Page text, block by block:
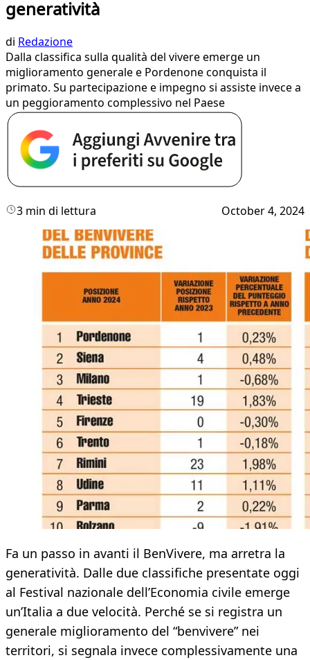
generatività
di Redazione
Dalla classifica sulla qualità del vivere emerge un
miglioramento generale e Pordenone conquista il
primato. Su partecipazione e impegno si assiste invece a
un peggioramento complessivo nel Paese
3 min di lettura October 4, 2024
Fa un passo in avanti il BenVivere, ma arretra la
generatività. Dalle due classifiche presentate oggi
al Festival nazionale dell’Economia civile emerge
un’Italia a due velocità. Perché se si registra un
generale miglioramento del “benvivere” nei
territori, si segnala invece complessivamente una